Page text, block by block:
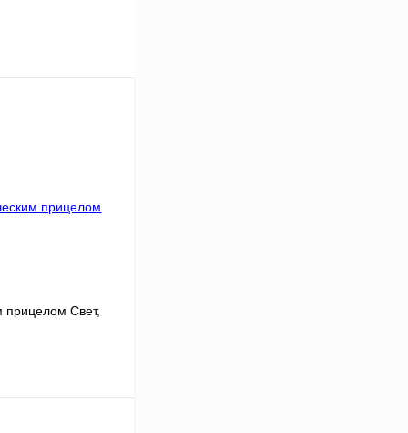
прицелом Свет,